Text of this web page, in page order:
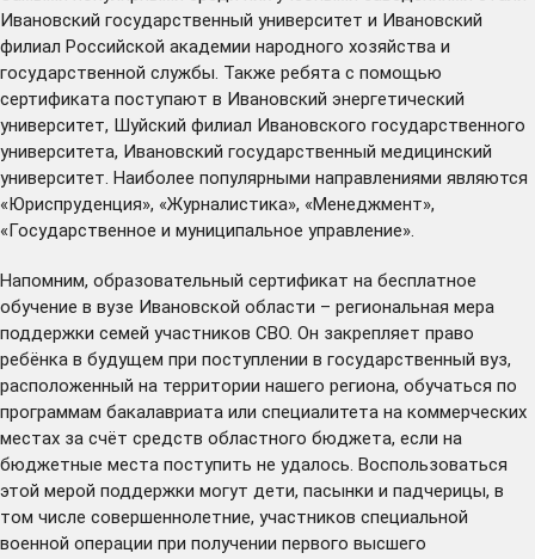
Ивановский государственный университет и Ивановский
филиал Российской академии народного хозяйства и
государственной службы. Также ребята с помощью
сертификата поступают в Ивановский энергетический
университет, Шуйский филиал Ивановского государственного
университета, Ивановский государственный медицинский
университет. Наиболее популярными направлениями являются
«Юриспруденция», «Журналистика», «Менеджмент»,
«Государственное и муниципальное управление».
Напомним, образовательный сертификат на бесплатное
обучение в вузе Ивановской области – региональная мера
поддержки семей участников СВО. Он закрепляет право
ребёнка в будущем при поступлении в государственный вуз,
расположенный на территории нашего региона, обучаться по
программам бакалавриата или специалитета на коммерческих
местах за счёт средств областного бюджета, если на
бюджетные места поступить не удалось. Воспользоваться
этой мерой поддержки могут дети, пасынки и падчерицы, в
том числе совершеннолетние, участников специальной
военной операции при получении первого высшего